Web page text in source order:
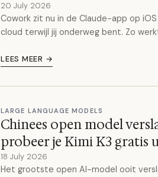
20 July 2026
Cowork zit nu in de Claude-app op
cloud terwijl jij onderweg bent. Zo
LEES MEER →
LARGE LANGUAGE MODELS
Chinees open model
probeer je Kimi K3 gratis
18 July 2026
Het grootste open AI-model ooit